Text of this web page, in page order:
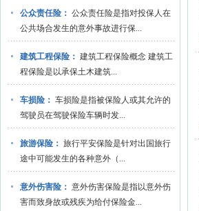
公众责任险： 公众责任险是指对投保人在
公共场合发生的意外事故进行保...
建筑工程保险： 建筑工程保险概念 建筑工
程保险是以承保土木建筑...
车损险： 车损险是指被保险人或其允许的
驾驶员在驾驶保险车辆时发...
旅游保险： 旅行平安保险是针对出国旅行
途中可能发生的各种意外（...
意外伤害险： 意外伤害保险是指以意外伤
害而致身故或残疾为给付保险金...